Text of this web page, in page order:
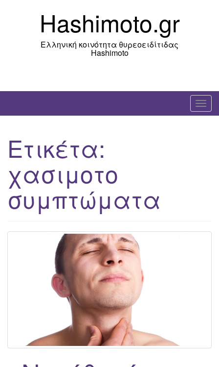
Hashimoto.gr
Ελληνική κοινότητα θυρεοειδίτιδας
Hashimoto
T
o
Ετικέτα:
χασιμοτο
συμπτώματα